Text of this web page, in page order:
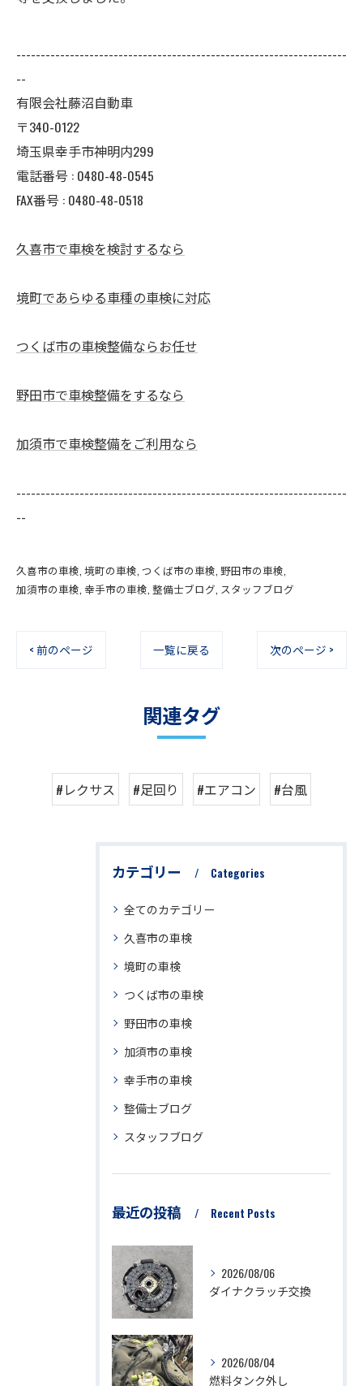
--------------------------------------------------------------------
--
有限会社藤沼自動車
〒340-0122
埼玉県幸手市神明内299
電話番号 : 0480-48-0545
FAX番号 : 0480-48-0518
久喜市で車検を検討するなら
境町であらゆる車種の車検に対応
つくば市の車検整備ならお任せ
野田市で車検整備をするなら
加須市で車検整備をご利用なら
--------------------------------------------------------------------
--
久喜市の車検 境町の車検 つくば市の車検 野田市の車検
加須市の車検 幸手市の車検 整備士ブログ スタッフブログ
< 前のページ 一覧に戻る 次のページ >
関連タグ
#レクサス #足回り #エアコン #台風
カテゴリー Categories
全てのカテゴリー
久喜市の車検
境町の車検
つくば市の車検
野田市の車検
加須市の車検
幸手市の車検
整備士ブログ
スタッフブログ
最近の投稿 Recent Posts
2026/08/06
ダイナクラッチ交換
2026/08/04
燃料タンク外し